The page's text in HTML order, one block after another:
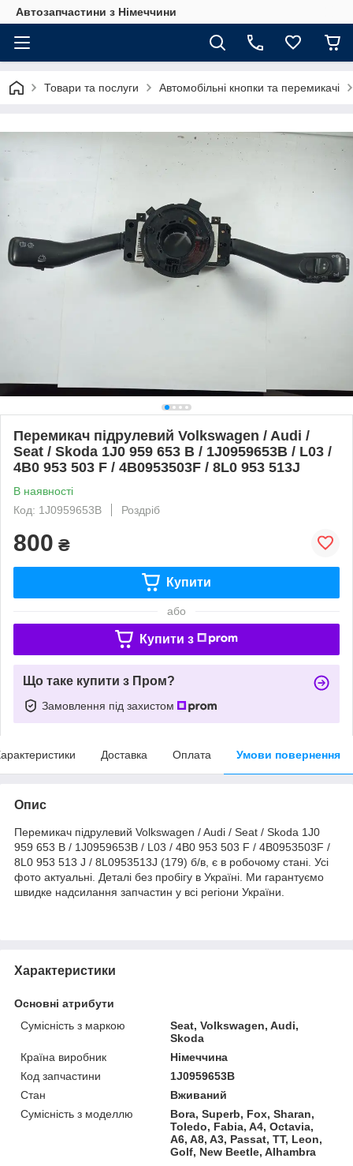
Автозапчастини з Німеччини
Товари та послуги Автомобільні кнопки та перемикачі
Перемикач підрулевий Volkswagen / Audi /
Seat / Skoda 1J0 959 653 B / 1J0959653B / L03 /
4B0 953 503 F / 4B0953503F / 8L0 953 513J
В наявності
Код: 1J0959653B
Роздріб
800 ₴
Купити
або
Купити з
Що таке купити з Пром?
Замовлення під захистом
Доставка Оплата Умови повернення
Опис
Перемикач підрулевий Volkswagen / Audi / Seat / Skoda 1J0
959 653 B / 1J0959653B / L03 / 4B0 953 503 F / 4B0953503F /
8L0 953 513 J / 8L0953513J (179) б/в, є в робочому стані. Усі
фото актуальні. Деталі без пробігу в Україні. Ми гарантуємо
швидке надсилання запчастин у всі регіони України.
Характеристики
Основні атрибути
Сумісність з маркою
Seat, Volkswagen, Audi,
Skoda
Країна виробник
Німеччина
Код запчастини
1J0959653B
Стан
Вживаний
Сумісність з моделлю
Bora, Superb, Fox, Sharan,
Toledo, Fabia, A4, Octavia,
A6, A8, A3, Passat, TT, Leon,
Golf, New Beetle, Alhambra